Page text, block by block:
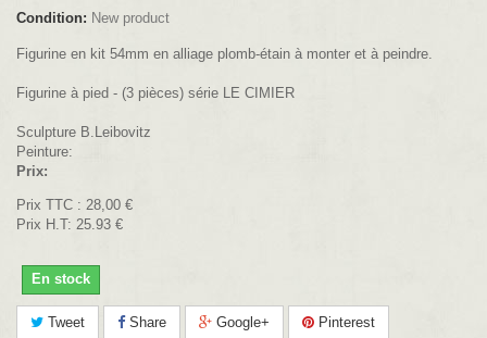
Condition: New product
Figurine en kit 54mm en alliage plomb-étain à monter et à peindre.
Figurine à pied - (3 pièces) série LE CIMIER
Sculpture B.Leibovitz
Peinture:
Prix:
Prix TTC : 28,00 €
Prix H.T: 25.93 €
En stock
Tweet Share Google+ Pinterest